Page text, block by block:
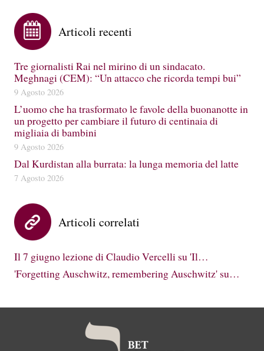
Articoli recenti
Tre giornalisti Rai nel mirino di un sindacato.
Meghnagi (CEM): “Un attacco che ricorda tempi bui”
9 Agosto 2026
L’uomo che ha trasformato le favole della buonanotte in
un progetto per cambiare il futuro di centinaia di
migliaia di bambini
9 Agosto 2026
Dal Kurdistan alla burrata: la lunga memoria del latte
7 Agosto 2026
Articoli correlati
Il 7 giugno lezione di Claudio Vercelli su 'Il…
'Forgetting Auschwitz, remembering Auschwitz' su…